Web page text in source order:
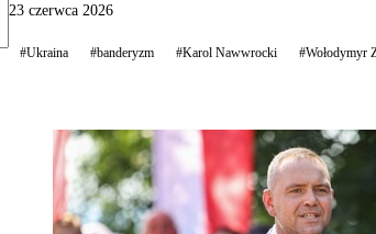
23 czerwca 2026
#Ukraina #banderyzm #Karol Nawwrocki #Wołodymyr